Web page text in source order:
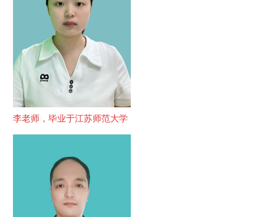
李老师，毕业于江苏师范大学